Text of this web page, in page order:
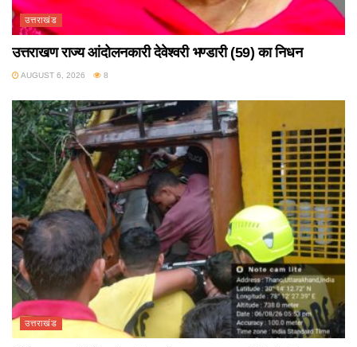
उत्तराखंड
उत्तराखण राज्य आंदोलनकारी देवेश्वरी भण्डारी (59) का निधन
AUGUST 6, 2026 8
उत्तराखंड